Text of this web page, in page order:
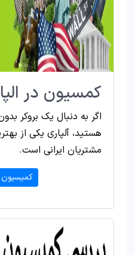
کمسیون در
اگر به دنبال یک بروکر
هستید، آلپاری یکی از
مشتریان ایرانی است.
کمیسیون